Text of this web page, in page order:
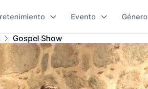
Evento Género
Gospel Show